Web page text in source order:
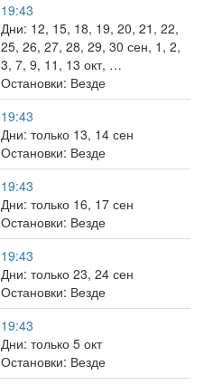
19:43
Дни: 12, 15, 18, 19, 20, 21, 22,
25, 26, 27, 28, 29, 30 сен, 1, 2,
3, 7, 9, 11, 13 окт, …
Остановки: Везде
19:43
Дни: только 13, 14 сен
Остановки: Везде
19:43
Дни: только 16, 17 сен
Остановки: Везде
19:43
Дни: только 23, 24 сен
Остановки: Везде
19:43
Дни: только 5 окт
Остановки: Везде